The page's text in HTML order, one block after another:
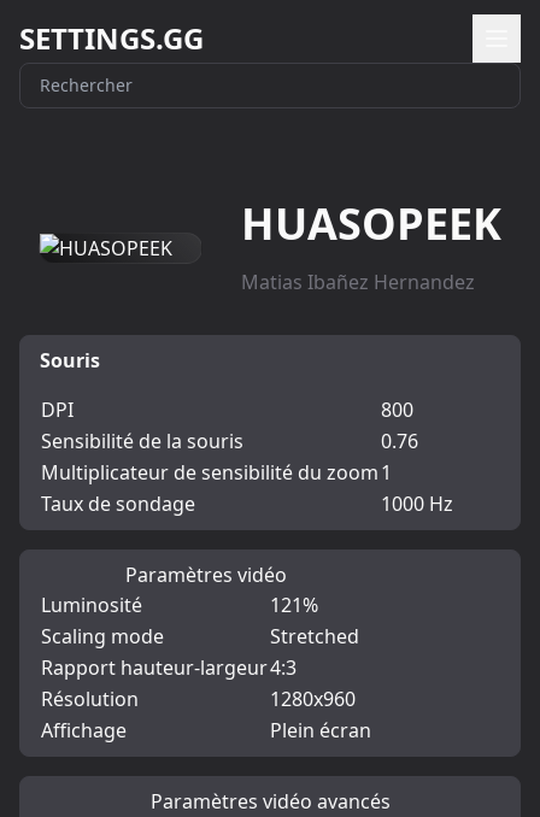
SETTINGS.GG
HUASOPEEK
Matias Ibañez Hernandez
Souris
DPI
800
Sensibilité de la souris
0.76
Multiplicateur de sensibilité du zoom1
Taux de sondage
1000 Hz
Paramètres vidéo
Luminosité
121%
Scaling mode
Stretched
Rapport hauteur-largeur4:3
Résolution
1280x960
Affichage
Plein écran
Paramètres vidéo avancés